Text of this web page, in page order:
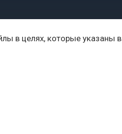
в целях, которые указаны в